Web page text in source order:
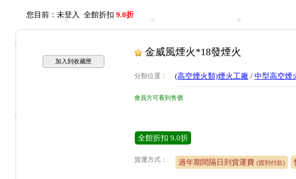
您目前： 未登入 全館折扣 9.0折
加入到收藏匣
金威風煙火*18發煙火
分類位置 ： (高空煙火類)煙火工廠 / 中型高空煙
會員方可看到售價
全館折扣 9.0折
貨運方式： 過年期間隔日到貨運費 (貨到付款)